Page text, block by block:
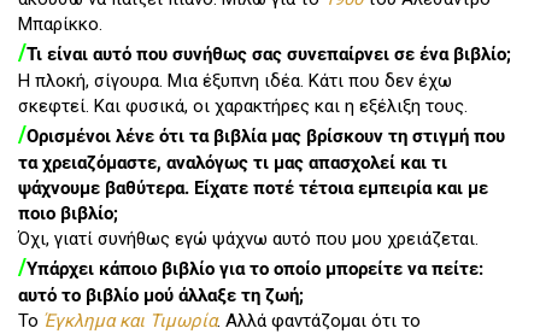
Μπαρίκκο.
/Τι είναι αυτό που συνήθως σας συνεπαίρνει σε ένα βιβλίο;
Η πλοκή, σίγουρα. Μια έξυπνη ιδέα. Κάτι που δεν έχω
σκεφτεί. Και φυσικά, οι χαρακτήρες και η εξέλιξη τους.
/Ορισμένοι λένε ότι τα βιβλία μας βρίσκουν τη στιγμή που
τα χρειαζόμαστε, αναλόγως τι μας απασχολεί και τι
ψάχνουμε βαθύτερα. Είχατε ποτέ τέτοια εμπειρία και με
ποιο βιβλίο;
Όχι, γιατί συνήθως εγώ ψάχνω αυτό που μου χρειάζεται.
/Υπάρχει κάποιο βιβλίο για το οποίο μπορείτε να πείτε:
αυτό το βιβλίο μού άλλαξε τη ζωή;
Το Έγκλημα και Τιμωρία. Αλλά φαντάζομαι ότι το